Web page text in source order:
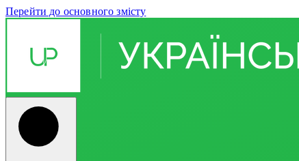
Перейти до основного змісту